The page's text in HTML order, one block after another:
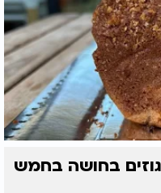
בחושה בחמש